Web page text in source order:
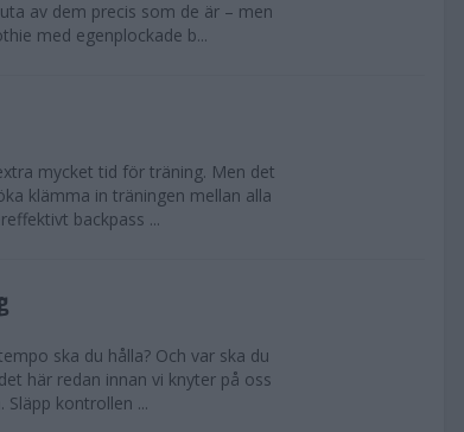
av dem precis som de är – men
med egenplockade b...
mycket tid för träning. Men det
klämma in träningen mellan alla
backpass ...
ska du hålla? Och var ska du
här redan innan vi knyter på oss
Släpp kontrollen ...